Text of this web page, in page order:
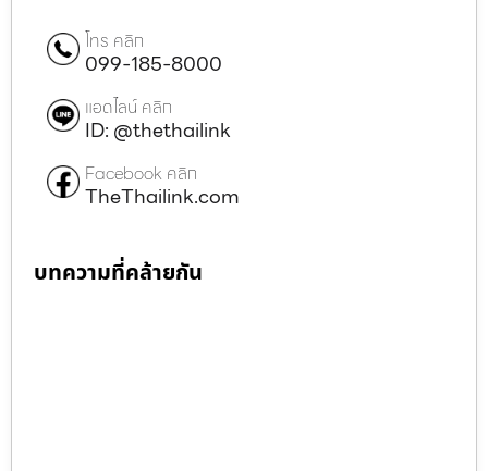
โทร คลิก
099-185-8000
แอดไลน์ คลิก
ID: @thethailink
Facebook คลิก
TheThailink.com
บทความที่คล้ายกัน